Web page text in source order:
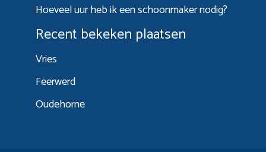
Hoeveel uur heb ik een schoonmaker nodig?
Recent bekeken plaatsen
Vries
Feerwerd
Oudehorne